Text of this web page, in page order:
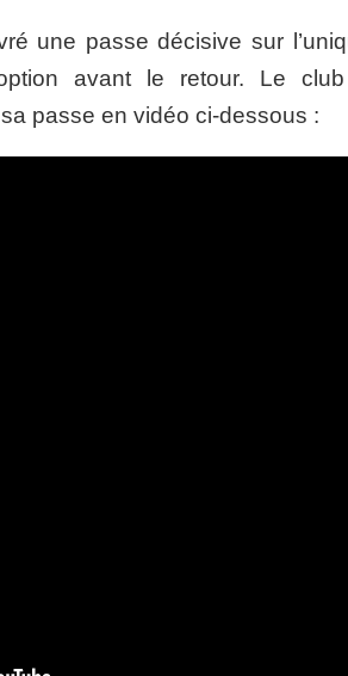
une passe décisive sur
avant le retour. Le
passe en vidéo ci-dessous :